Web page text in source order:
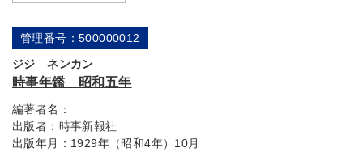
管理番号：500000012
ジジ ネンカン
時事年鑑 昭和五年
編著者名：
出版者： 時事新報社
出版年月： 1929年（昭和4年）10月